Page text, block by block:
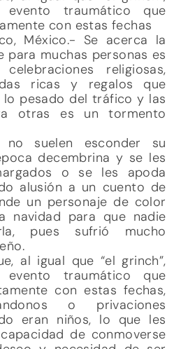
evento traumático que
con estas fechas
México.- Se acerca la
para muchas personas es
religiosas,
ricas y regalos que
lo pesado del tráfico y las
otras es un tormento
no suelen esconder su
decembrina y se les
o se les apoda
alusión a un cuento de
un personaje de color
navidad para que nadie
pues sufrió mucho
al igual que “el grinch”,
evento traumático que
con estas fechas,
o privaciones
eran niños, lo que les
de conmoverse